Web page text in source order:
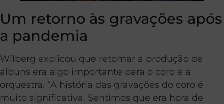
Um retorno às gravações após
a pandemia
Wilberg explicou que retomar a produção de
álbuns era algo importante para o coro e a
orquestra. “A história das gravações do coro é
muito significativa. Sentimos que era hora de